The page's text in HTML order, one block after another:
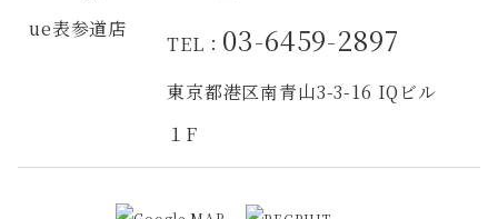
TEL： 03-6459-2897
東京都港区南青山3-3-16 IQビル
１F